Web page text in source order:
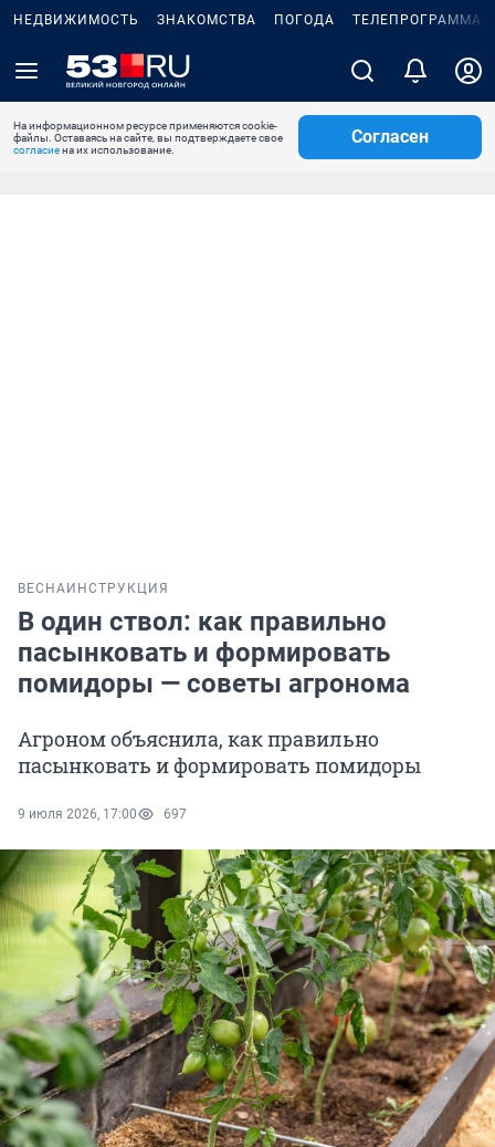
НЕДВИЖИМОСТЬ ЗНАКОМСТВА ПОГОДА ТЕЛЕПРОГРАММА
На информационном ресурсе применяются cookie-
файлы. Оставаясь на сайте, вы подтверждаете свое
согласиена их использование.
Согласен
ВЕСНА ИНСТРУКЦИЯ
В один ствол: как правильно
пасынковать и формировать
помидоры — советы агронома
Агроном объяснила, как правильно
пасынковать и формировать помидоры
9 июля 2026, 17:00 697